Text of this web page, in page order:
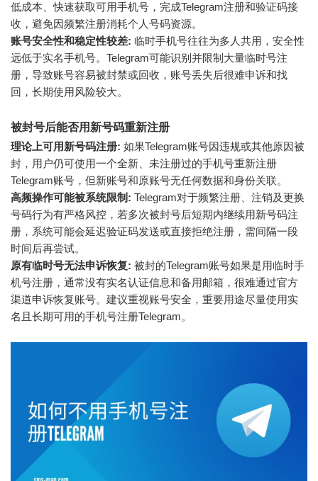
低成本、快速获取可用手机号，完成Telegram注册和验证码接
收，避免因频繁注册消耗个人号码资源。
账号安全性和稳定性较差: 临时手机号往往为多人共用，安全性
远低于实名手机号。Telegram可能识别并限制大量临时号注
册，导致账号容易被封禁或回收，账号丢失后很难申诉和找
回，长期使用风险较大。
被封号后能否用新号码重新注册
理论上可用新号码注册: 如果Telegram账号因违规或其他原因被
封，用户仍可使用一个全新、未注册过的手机号重新注册
Telegram账号，但新账号和原账号无任何数据和身份关联。
高频操作可能被系统限制: Telegram对于频繁注册、注销及更换
号码行为有严格风控，若多次被封号后短期内继续用新号码注
册，系统可能会延迟验证码发送或直接拒绝注册，需间隔一段
时间后再尝试。
原有临时号无法申诉恢复: 被封的Telegram账号如果是用临时手
机号注册，通常没有实名认证信息和备用邮箱，很难通过官方
渠道申诉恢复账号。建议重视账号安全，重要用途尽量使用实
名且长期可用的手机号注册Telegram。